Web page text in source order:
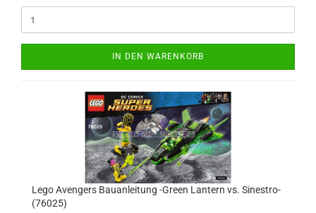
IN DEN WARENKORB
Lego Avengers Bauanleitung -Green Lantern vs. Sinestro-
(76025)